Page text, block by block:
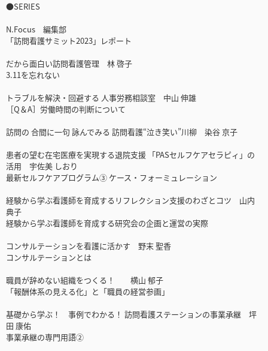
●SERIES
N.Focus 編集部
「訪問看護サミット2023」レポート
だから面白い訪問看護管理 林 啓子
3.11を忘れない
トラブルを解決・回避する 人事労務相談室 中山 伸雄
［Q＆A］労働時間の判断について
訪問の 合間に一句 詠んでみる 訪問看護“泣き笑い”川柳 染谷 京子
患者の望む在宅医療を実現する退院支援 「PASセルフケアセラピィ」の
活用 宇佐美 しおり
最新セルフケアプログラム③ ケース・フォーミュレーション
経験から学ぶ看護師を育成するリフレクション支援のわざとコツ 山内
典子
経験から学ぶ看護師を育成する研究会の企画と運営の実際
コンサルテーションを看護に活かす 野末 聖香
コンサルテーションとは
職員が辞めない組織をつくる！ 横山 郁子
「報酬体系の見える化」と「職員の経営参画」
基礎から学ぶ！ 事例でわかる！ 訪問看護ステーションの事業承継 坪
田 康佑
事業承継の専門用語②